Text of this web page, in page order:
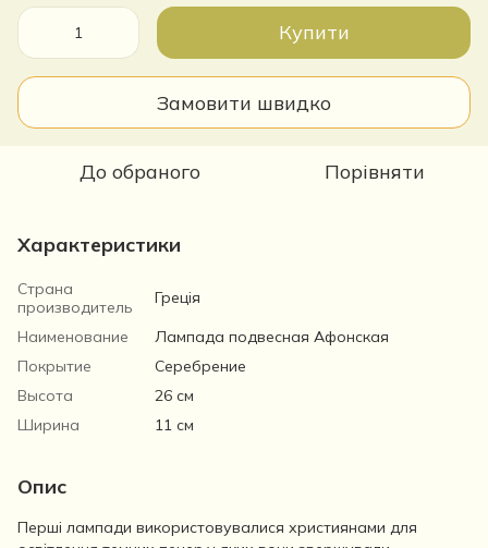
Купити
Замовити швидко
До обраного Порівняти
Характеристики
Страна
производитель
Греція
Наименование
Лампада подвесная Афонская
Покрытие
Серебрение
Высота
26 см
Ширина
11 см
Опис
Перші лампади використовувалися християнами для